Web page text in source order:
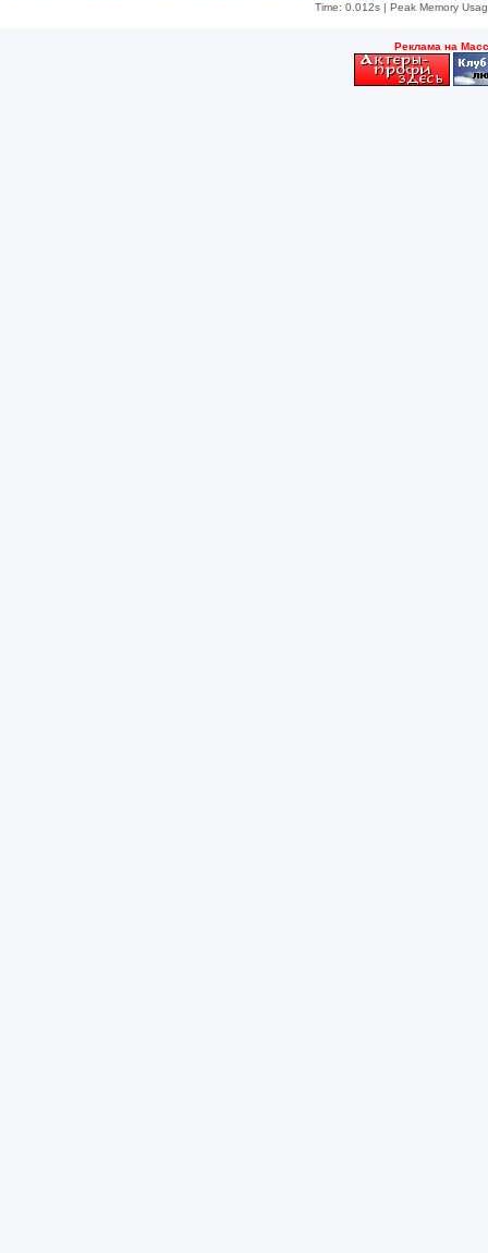
Time: 0.012s| Peak Memory
Рeклама на